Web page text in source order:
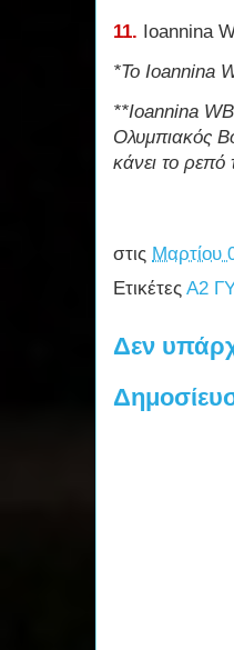
11. Ioannina
*Το Ioannina
**Ioannina
Ολυμπιακός
κάνει το ρεπό
στις Μαρτίου
Ετικέτες Α2
Δεν